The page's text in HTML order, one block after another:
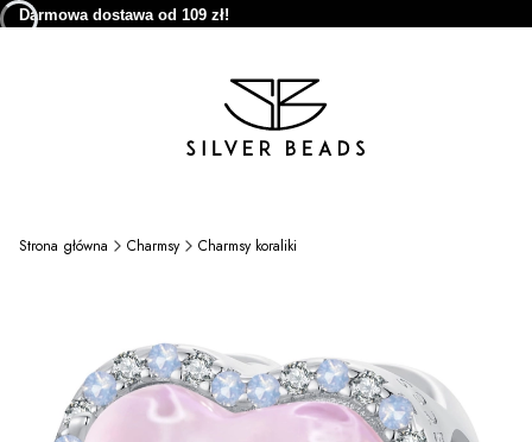
Darmowa dostawa od 109 zł!
Strona główna Charmsy Charmsy koraliki